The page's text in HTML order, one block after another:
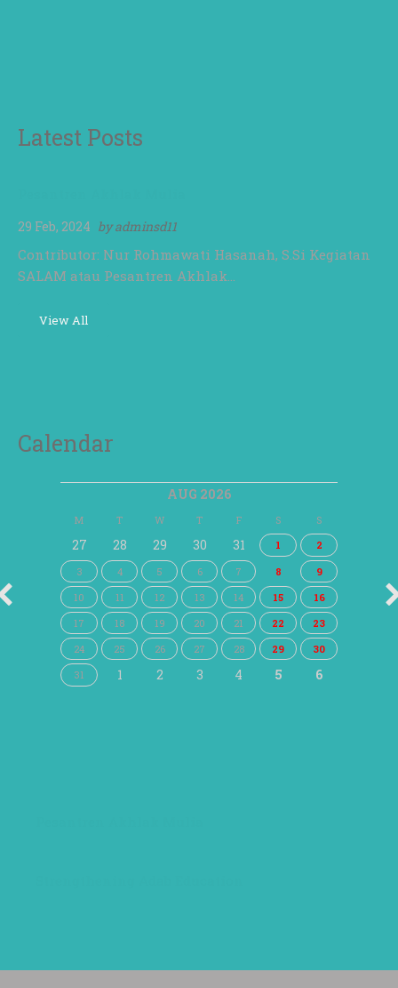
Latest Posts
29 Feb, 2024 byadminsd11
Contributor: Nur Rohmawati Hasanah, S.Si Kegiatan
SALAM atau Pesantren Akhlak…
View All
Calendar
AUG 2026
M T W T F S S
27 28 29 30 31 1
2
3
4 5 6 7 8
9
10
11 12 13 14 15
16
17
18 19 20 21 22
23
24
25 26 27 28 29
30
31
1 2 3 4 5 6